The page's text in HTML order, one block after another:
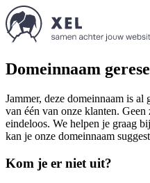
Domeinnaam
Jammer, deze domeinnaam is
van één van onze klanten.
eindeloos. We helpen je graag
kan je onze domeinnaam
Kom je er niet uit?